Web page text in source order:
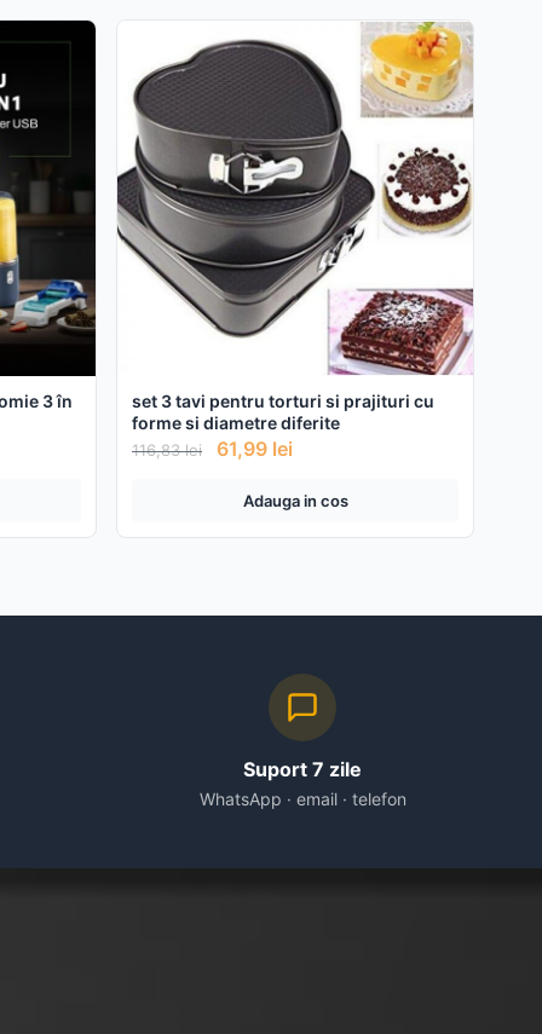
3 în
set 3 tavi pentru torturi si prajituri cu
forme si diametre diferite
116,83lei 61,99 lei
Adauga in cos
Suport 7 zile
WhatsApp · email · telefon